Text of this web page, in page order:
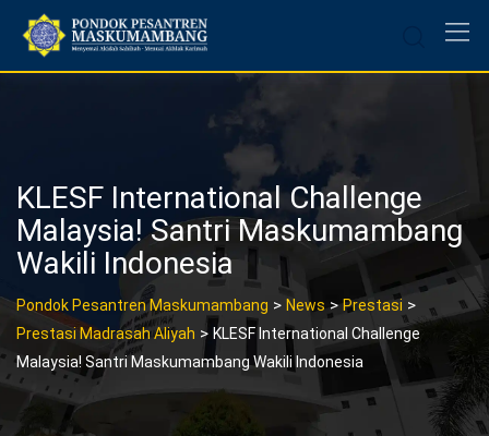
content
KLESF International Challenge
Malaysia! Santri Maskumambang
Wakili Indonesia
Pondok Pesantren Maskumambang > News >Prestasi >
Prestasi Madrasah Aliyah > KLESF International Challenge
Malaysia! Santri Maskumambang Wakili Indonesia